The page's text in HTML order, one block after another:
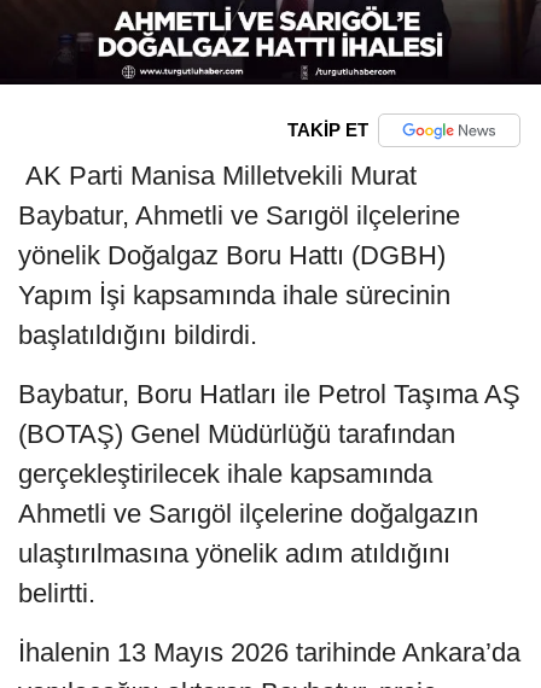
TAKİP ET
AK Parti Manisa Milletvekili Murat
Baybatur, Ahmetli ve Sarıgöl ilçelerine
yönelik Doğalgaz Boru Hattı (DGBH)
Yapım İşi kapsamında ihale sürecinin
başlatıldığını bildirdi.
Baybatur, Boru Hatları ile Petrol Taşıma AŞ
(BOTAŞ) Genel Müdürlüğü tarafından
gerçekleştirilecek ihale kapsamında
Ahmetli ve Sarıgöl ilçelerine doğalgazın
ulaştırılmasına yönelik adım atıldığını
belirtti.
İhalenin 13 Mayıs 2026 tarihinde Ankara’da